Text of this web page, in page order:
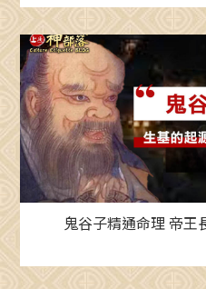
鬼谷子精通命理 帝王